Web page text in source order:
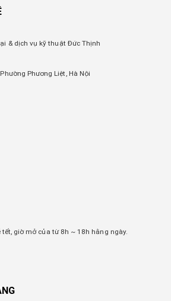
& dịch vụ kỹ thuật Đức Thịnh
Phương Liệt, Hà Nội
giờ mở của từ 8h ~ 18h hằng ngày.